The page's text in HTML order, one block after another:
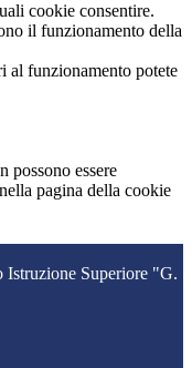
cookie consentire.
il funzionamento della
al funzionamento potete
possono essere
pagina della cookie
Istruzione Superiore "G.